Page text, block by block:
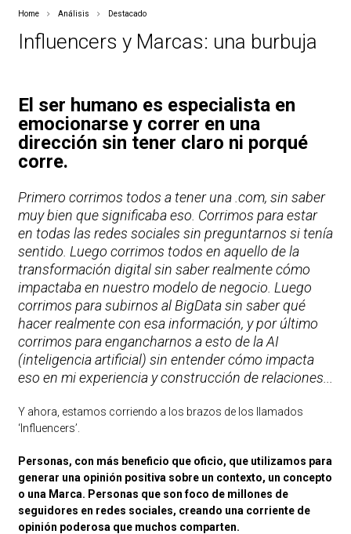
Home Análisis Destacado
Influencers y Marcas: una burbuja
El ser humano es especialista en
emocionarse y correr en una
dirección sin tener claro ni porqué
corre.
Primero corrimos todos a tener una .com, sin saber
muy bien que significaba eso. Corrimos para estar
en todas las redes sociales sin preguntarnos si tenía
sentido. Luego corrimos todos en aquello de la
transformación digital sin saber realmente cómo
impactaba en nuestro modelo de negocio. Luego
corrimos para subirnos al BigData sin saber qué
hacer realmente con esa información, y por último
corrimos para engancharnos a esto de la AI
(inteligencia artificial) sin entender cómo impacta
eso en mi experiencia y construcción de relaciones...
Y ahora, estamos corriendo a los brazos de los llamados
‘Influencers’.
Personas, con más beneficio que oficio, que utilizamos para
generar una opinión positiva sobre un contexto, un concepto
o una Marca. Personas que son foco de millones de
seguidores en redes sociales, creando una corriente de
opinión poderosa que muchos comparten.